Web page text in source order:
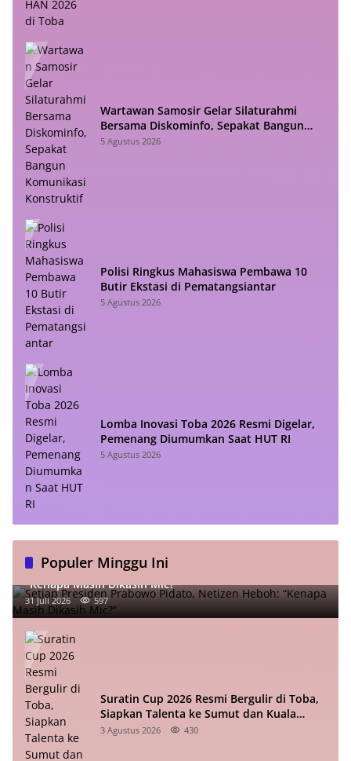
Wartawan Samosir Gelar Silaturahmi
Bersama Diskominfo, Sepakat Bangun
Komunikasi Konstruktif
5 Agustus 2026
Polisi Ringkus Mahasiswa Pembawa 10
Butir Ekstasi di Pematangsiantar
5 Agustus 2026
Lomba Inovasi Toba 2026 Resmi Digelar,
Pemenang Diumumkan Saat HUT RI
5 Agustus 2026
Populer Minggu Ini
Setiap Presiden Prabowo Pidato, Netizen Heboh:
“Kenapa Masih Dikasih Mic?”
31 Juli 2026 597
Suratin Cup 2026 Resmi Bergulir di Toba,
Siapkan Talenta ke Sumut dan Kuala
Lumpur
3 Agustus 2026 430